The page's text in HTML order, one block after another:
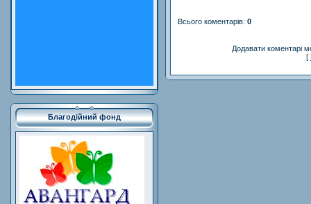
Благодійний фонд
Всього коментарів: 0
Додавати коментарі
[